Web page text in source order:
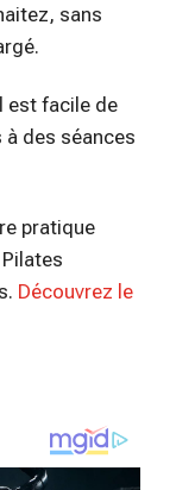
sans
est facile de
des séances
pratique
Découvrez le